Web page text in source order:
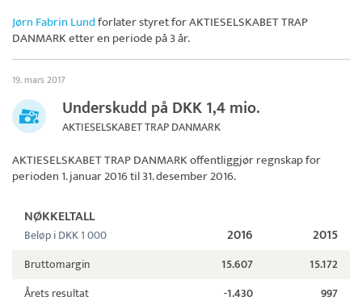
Jørn Fabrin Lundforlater styret forAKTIESELSKABET TRAP
DANMARKetter en periode på 3 år.
19. mars 2017
Underskudd på DKK 1,4 mio.
AKTIESELSKABET TRAP DANMARK
AKTIESELSKABET TRAP DANMARKoffentliggjør regnskap for
perioden 1. januar 2016 til 31. desember 2016.
NØKKELTALL
Beløp i DKK 1 000 2016 2015
Bruttomargin 15.607
15.172
Årets resultat
-1.430
997